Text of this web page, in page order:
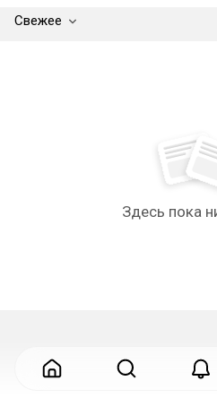
Свежее
Здесь пока